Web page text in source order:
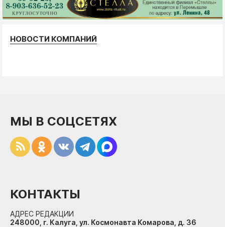
НОВОСТИ КОМПАНИЙ
МЫ В СОЦСЕТЯХ
КОНТАКТЫ
АДРЕС РЕДАКЦИИ
248000, г. Калуга, ул. Космонавта Комарова, д. 36